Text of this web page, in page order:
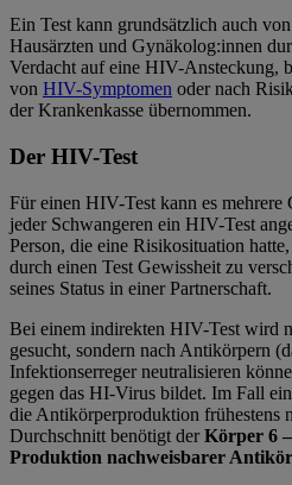
Ein Test kann grundsätzlich auch
Hausärzten und Gynäkolog:innen
Verdacht auf eine HIV-Ansteckung,
von HIV-Symptomen oder nach
der Krankenkasse übernommen.
Der HIV-Test
Für einen HIV-Test kann es mehrere
jeder Schwangeren ein HIV-Test
Person, die eine Risikosituation
durch einen Test Gewissheit zu
seines Status in einer Partnerschaft.
Bei einem indirekten HIV-Test wird
gesucht, sondern nach Antikörpern
Infektionserreger neutralisieren
gegen das HI-Virus bildet. Im Fall
die Antikörperproduktion frühestens
Durchschnitt benötigt derKörper 6
Produktion nachweisbarer